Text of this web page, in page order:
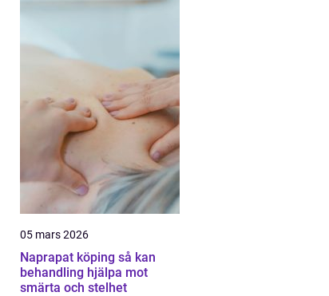
05 mars 2026
Naprapat köping så kan
behandling hjälpa mot
smärta och stelhet